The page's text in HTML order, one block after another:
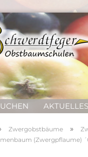
AKTUELLES
Zwergobstbäume »
(Zwergpflaume)